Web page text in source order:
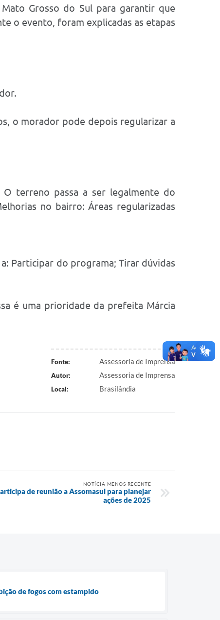
Grosso do Sul para garantir que
o evento, foram explicadas as etapas
o morador pode depois regularizar a
O terreno passa a ser legalmente do
no bairro: Áreas regularizadas
Participar do programa; Tirar dúvidas
é uma prioridade da prefeita Márcia
Fonte: Assessoria de Imprensa
Autor: Assessoria de Imprensa
Local: Brasilândia
NOTÍCIA MENOS RECENTE
de reunião a Assomasul para planejar
ações de 2025
de fogos com estampido